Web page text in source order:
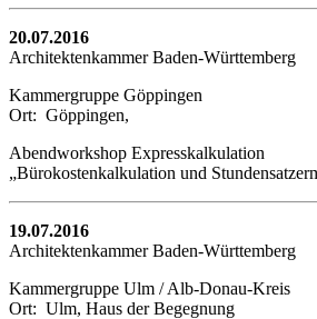
20.07.2016
Architektenkammer Baden-Württemberg
Kammergruppe Göppingen
Ort: Göppingen,
Abendworkshop Expresskalkulation
„Bürokostenkalkulation und
19.07.2016
Architektenkammer Baden-Württemberg
Kammergruppe Ulm / Alb-Donau-Kreis
Ort: Ulm, Haus der Begegnung